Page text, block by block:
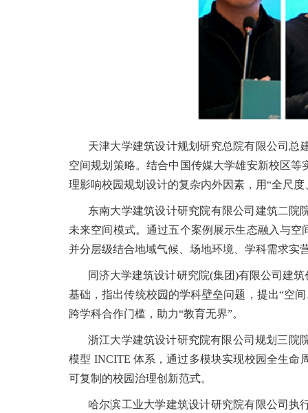
天津大学建筑设计规划研究总院有限公司
空间规划策略。结合中国传媒大学雄安新校区
理影响校园规划设计的复杂内外因素，用“全尺
东南大学建筑设计研究院有限公司建筑二院
未来空间模式。通过五个案例展示生态融入与
并分层级结合地域气候、场地环境、学科需求实
同济大学建筑设计研究院(集团)有限公司建
基础，指出传统校园的学科壁垒问题，提出“空
跨学科合作门槛，助力“教育无界”。
浙江大学建筑设计研究院有限公司规划三院
模型 INCITE 体系，通过多模块实现校园全生命
可复制的校园治理创新范式。
哈尔滨工业大学建筑设计研究院有限公司执